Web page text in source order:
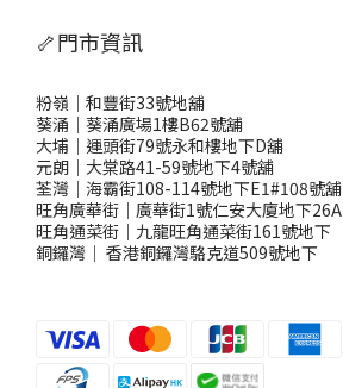
🦴門市資訊
粉嶺｜和豐街33號地舖
葵涌｜葵涌廣場1樓B62號舖
大埔｜運頭街79號永和樓地下D舖
元朗｜大棠路41-59號地下4號舖
荃灣｜海霸街108-114號地下E1#108號舖
旺角廣華街｜廣華街1號仁安大廈地下26A
旺角通菜街｜九龍旺角通菜街161號地下
銅鑼灣 ｜ 香港銅鑼灣駱克道509號地下